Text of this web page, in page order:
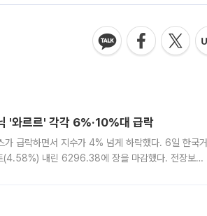
'와르르' 각각 6%·10%대 급락
급락하면서 지수가 4% 넘게 하락했다. 6일 한국거
(4.58%) 내린 6296.38에 장을 마감했다. 전장보다